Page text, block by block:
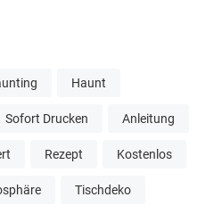
Haunt
Sofort Drucken Anleitung
Rezept Kostenlos
Tischdeko